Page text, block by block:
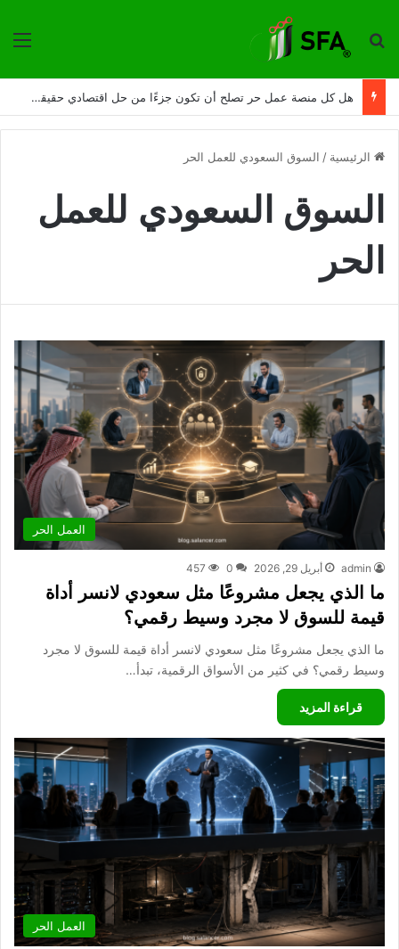
ترتيب حسب
هل كل منصة عمل حر تصلح أن تكون جزءًا من حل اقتصادي حقيقي؟
الرئيسية / السوق السعودي للعمل الحر
السوق السعودي للعمل
الحر
العمل الحر
admin أبريل 29, 2026 0
457
ما الذي يجعل مشروعًا مثل سعودي لانسر أداة
قيمة للسوق لا مجرد وسيط رقمي؟
ما الذي يجعل مشروعًا مثل سعودي لانسر أداة قيمة للسوق لا مجرد
وسيط رقمي؟ في كثير من الأسواق الرقمية، تبدأ…
قراءة المزيد
العمل الحر